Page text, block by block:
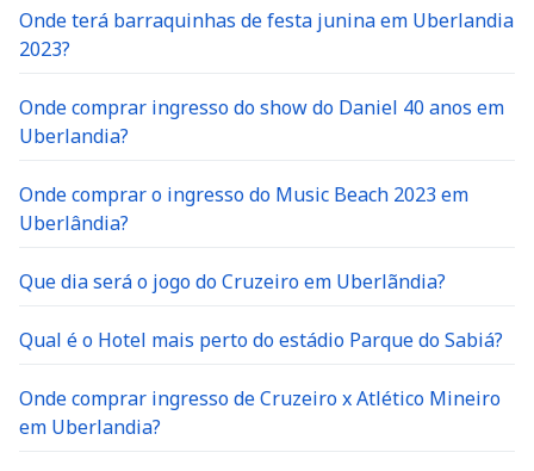
Onde terá barraquinhas de festa junina em Uberlandia
2023?
Onde comprar ingresso do show do Daniel 40 anos em
Uberlandia?
Onde comprar o ingresso do Music Beach 2023 em
Uberlândia?
Que dia será o jogo do Cruzeiro em Uberlãndia?
Qual é o Hotel mais perto do estádio Parque do Sabiá?
Onde comprar ingresso de Cruzeiro x Atlético Mineiro
em Uberlandia?